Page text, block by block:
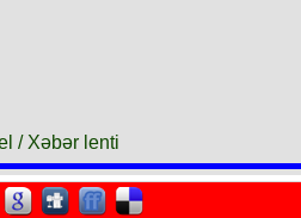
/ Xəbər lenti